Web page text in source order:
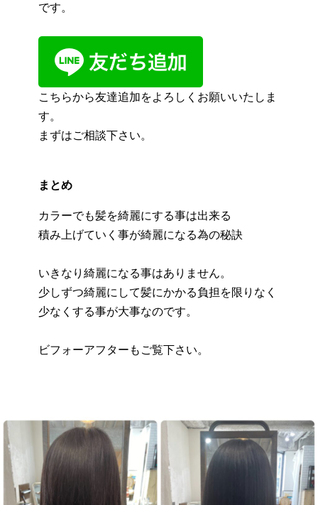
です。
こちらから友達追加をよろしくお願いいたしま
す。
まずはご相談下さい。
まとめ
カラーでも髪を綺麗にする事は出来る
積み上げていく事が綺麗になる為の秘訣
いきなり綺麗になる事はありません。
少しずつ綺麗にして髪にかかる負担を限りなく
少なくする事が大事なのです。
ビフォーアフターもご覧下さい。